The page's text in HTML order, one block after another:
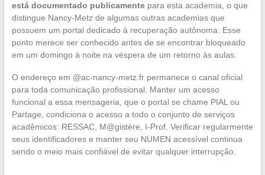
está documentado publicamentepara esta academia, o que
distingue Nancy-Metz de algumas outras academias que
possuem um portal dedicado à recuperação autônoma. Esse
ponto merece ser conhecido antes de se encontrar bloqueado
em um domingo à noite na véspera de um retorno às aulas.
O endereço em @ac-nancy-metz.fr permanece o canal oficial
para toda comunicação profissional. Manter um acesso
funcional a essa mensageria, que o portal se chame PIAL ou
Partage, condiciona o acesso a todo o conjunto de serviços
acadêmicos: RESSAC, M@gistère, I-Prof. Verificar regularmente
seus identificadores e manter seu NUMEN acessível continua
sendo o meio mais confiável de evitar qualquer interrupção.